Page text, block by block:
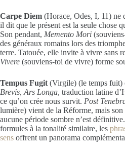
Carpe Diem (Horace, Odes, I, 11) ne
il dit que le présent est la seule chose
Son pendant, Memento Mori
des généraux romains lors des
terre. Tatouée, elle invite à vivre sans
Vivere (souviens-toi de vivre) forme
Tempus Fugit(Virgile) (le temps fuit)
Brevis, Ars Longa, traduction latine
ce qu’on crée nous survit. Post
lumière) vient de la Réforme, mais son
aucune période sombre n’est
formules à la tonalité similaire, les
sens offrent un panorama